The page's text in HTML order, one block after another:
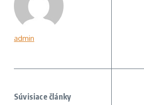
admin
Súvisiace články